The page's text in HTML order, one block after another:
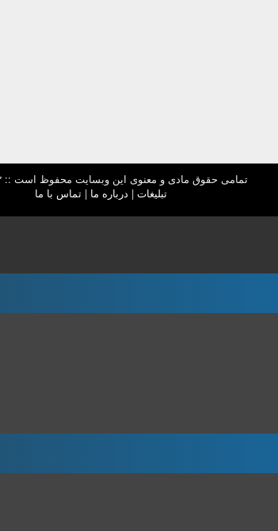
تمامی حقوق مادی و معنوی این وبسایت محفوظ است :: ۱۴۰۳-۱۳۸۴
تبلیغات | درباره ما |تماس با ما